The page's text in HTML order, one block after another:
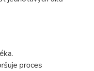
proces